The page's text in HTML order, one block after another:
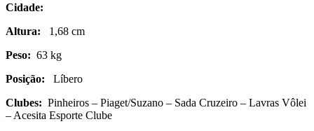
Cidade:
Altura: 1,68 cm
Peso: 63 kg
Posição: Líbero
Clubes: Pinheiros – Piaget/Suzano – Sada Cruzeiro – Lavras Vôlei
– Acesita Esporte Clube